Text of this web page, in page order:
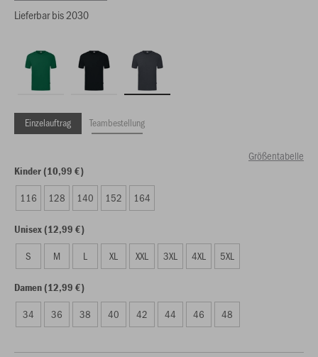
Lieferbar bis 2030
Einzelauftrag Teambestellung
Größentabelle
Kinder (10,99 €)
116 128 140 152 164
Unisex (12,99 €)
S M L XL XXL 3XL 4XL 5XL
Damen (12,99 €)
34 36 38 40 42 44 46 48